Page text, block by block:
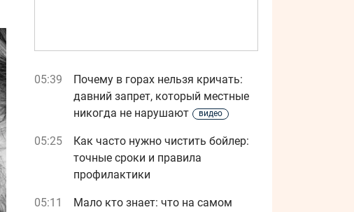
05:39
Почему в горах нельзя кричать:
давний запрет, который местные
никогда не нарушают
видео
05:25
Как часто нужно чистить бойлер:
точные сроки и правила
профилактики
05:11 Мало кто знает: что на самом